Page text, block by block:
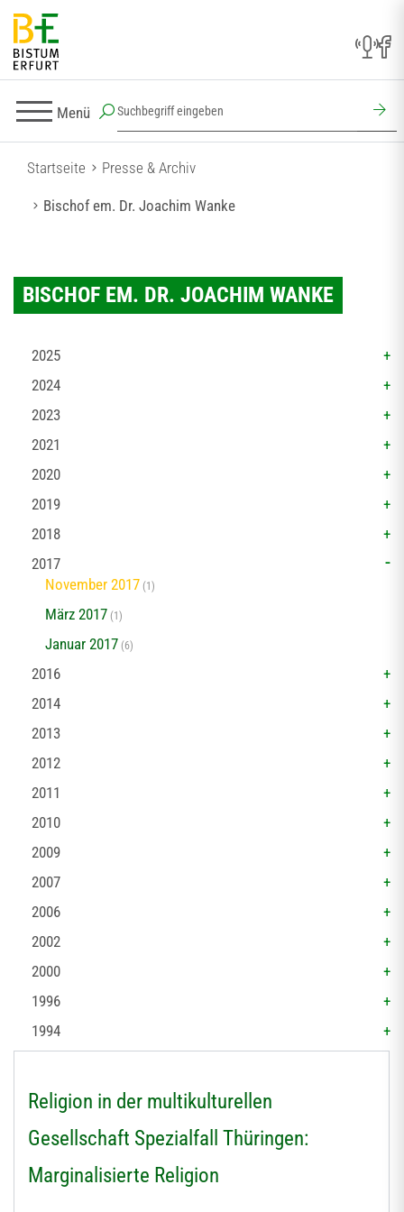
Menü
Startseite Presse & Archiv
Bischof em. Dr. Joachim Wanke
BISCHOF EM. DR. JOACHIM WANKE
2025
2024
2023
2021
2020
2019
2018
2017
November 2017 (1)
März 2017 (1)
Januar 2017 (6)
2016
2014
2013
2012
2011
2010
2009
2007
2006
2002
2000
1996
1994
Religion in der multikulturellen
Gesellschaft Spezialfall Thüringen:
Marginalisierte Religion